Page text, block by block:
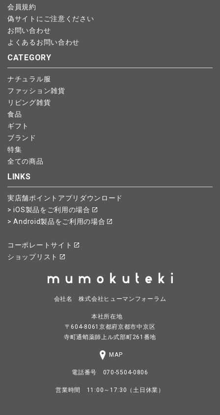
会員規約
偽サイトにご注意ください
お問い合わせ
よくあるお問い合わせ
CATEGORY
ナチュラル服
ファッション雑貨
リビング雑貨
食品
ギフト
ブランド
特集
全ての商品
LINKS
実店舗ポイントアプリダウンロード
> iOS製品をご利用の場合
> Android製品をご利用の場合
コーポレートサイト
ショップリスト
会社名 株式会社ヒューマンフォーラム
本社所在地
〒604-8061京都府京都市中京区
寺町通蛸薬師上ル式部町261番地
MAP
電話番号 070-5504-0806
営業時間 11:00～17:30（土日休業）